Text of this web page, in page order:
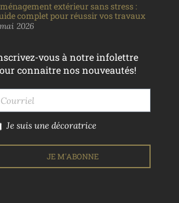
extérieur sans stress :
complet pour réussir vos travaux
2026
vous à notre infolettre
connaitre nos nouveautés!
Je suis une décoratrice
JE M'ABONNE